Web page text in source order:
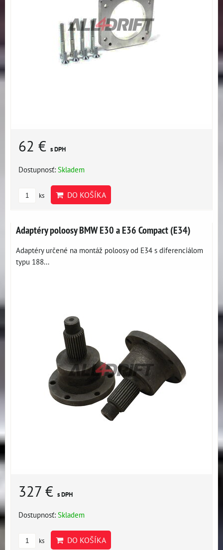
62 € s DPH
Dostupnosť: Skladem
ks DO KOŠÍKA
Adaptéry poloosy BMW E30 a E36 Compact (E34)
Adaptéry určené na montáž poloosy od E34 s diferenciálom
typu 188...
327 € s DPH
Dostupnosť: Skladem
ks DO KOŠÍKA